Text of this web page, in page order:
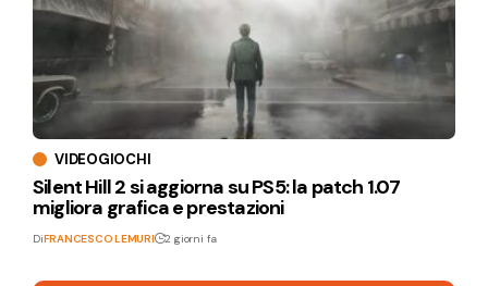
VIDEOGIOCHI
Silent Hill 2 si aggiorna su PS5: la patch 1.07
migliora grafica e prestazioni
DiFRANCESCO LEMURI 2 giorni fa